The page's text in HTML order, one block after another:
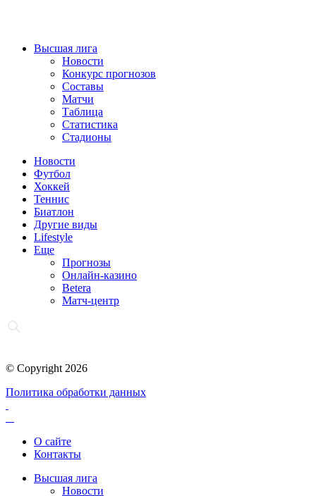
Высшая лига
Новости
Конкурс прогнозов
Составы
Матчи
Таблица
Статистика
Стадионы
Новости
Футбол
Хоккей
Теннис
Биатлон
Другие виды
Lifestyle
Еще
Прогнозы
Онлайн-казино
Betera
Матч-центр
© Copyright 2026
Политика обработки данных
О сайте
Контакты
Высшая лига
Новости